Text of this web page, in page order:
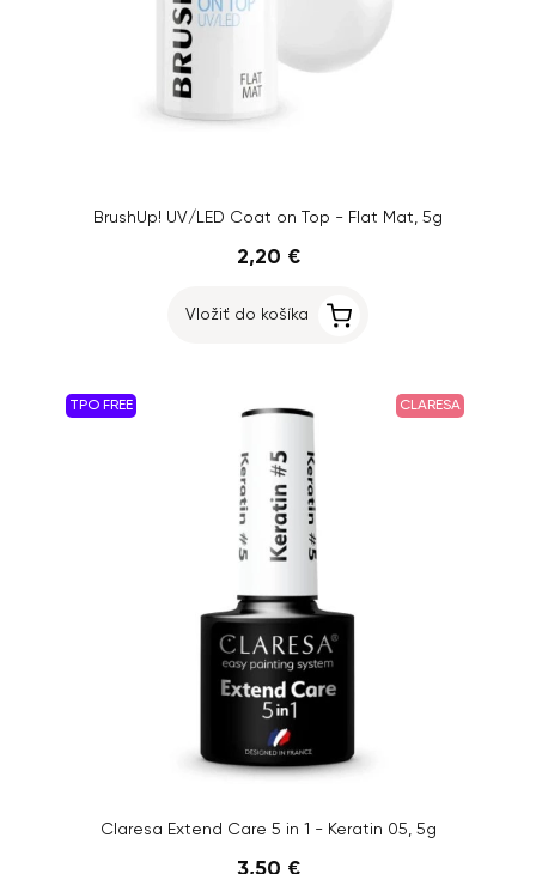
BrushUp! UV/LED Coat on Top - Flat Mat, 5g
2,20 €
Vložiť do košíka
TPO FREE CLARESA
Claresa Extend Care 5 in 1 - Keratin 05, 5g
3,50 €